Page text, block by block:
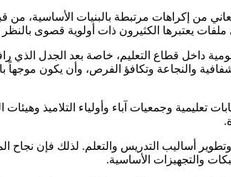
من إكراهات مرتبطة بالبنيات الأساسية، من
ملفات يعتبرها الكثيرون ذات أولوية قصوى
داخل قطاع التعليم، خاصة بعد الجدل الذي
والنجاعة وتكافؤ الفرص، وأن يكون
وجمعيات آباء وأولياء التلاميذ
أساليب التدريس والتعلم. لذلك فإن نجاح
والتجهيزات الأساسية.